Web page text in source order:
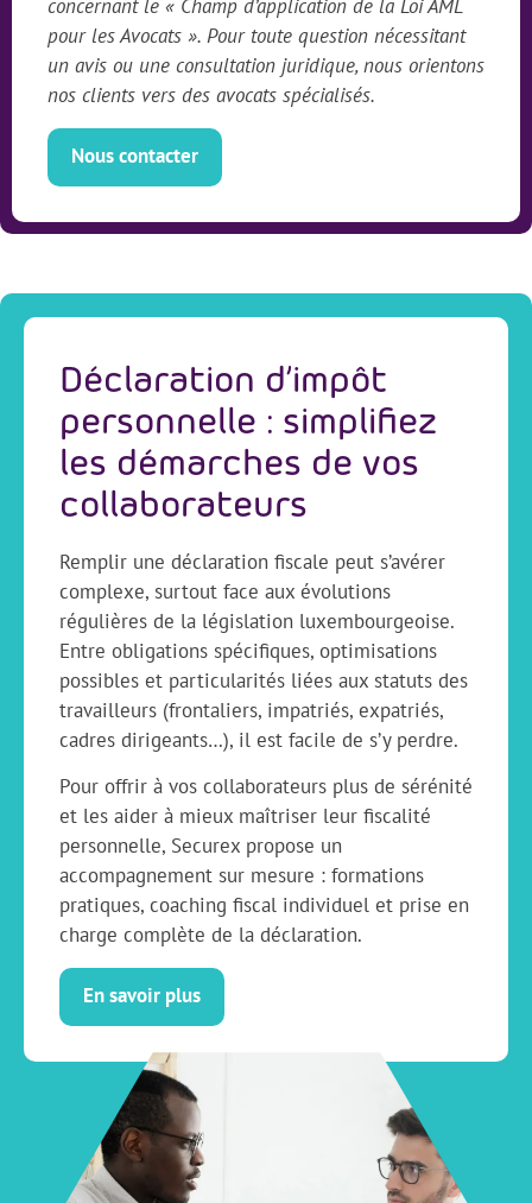
concernant le « Champ d’application de la Loi AML
pour les Avocats ». Pour toute question nécessitant
un avis ou une consultation juridique, nous orientons
nos clients vers des avocats spécialisés.
Nous contacter
Déclaration d’impôt
personnelle : simplifiez
les démarches de vos
collaborateurs
Remplir une déclaration fiscale peut s’avérer
complexe, surtout face aux évolutions
régulières de la législation luxembourgeoise.
Entre obligations spécifiques, optimisations
possibles et particularités liées aux statuts des
travailleurs (frontaliers, impatriés, expatriés,
cadres dirigeants…), il est facile de s’y perdre.
Pour offrir à vos collaborateurs plus de sérénité
et les aider à mieux maîtriser leur fiscalité
personnelle, Securex propose un
accompagnement sur mesure : formations
pratiques, coaching fiscal individuel et prise en
charge complète de la déclaration.
En savoir plus